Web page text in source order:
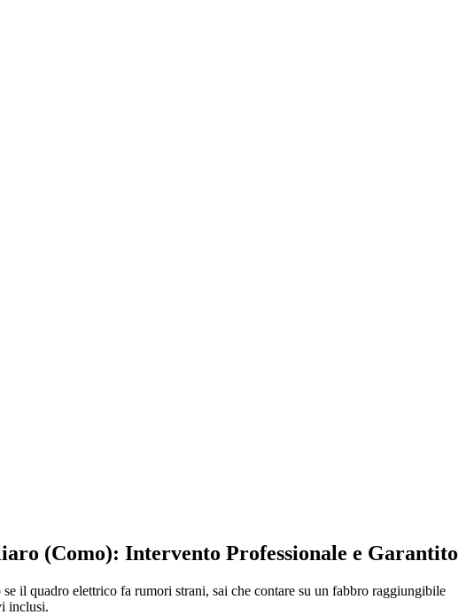
(Como): Intervento Professionale e Garantito
il quadro elettrico fa rumori strani, sai che contare su un fabbro raggiungibile
inclusi.